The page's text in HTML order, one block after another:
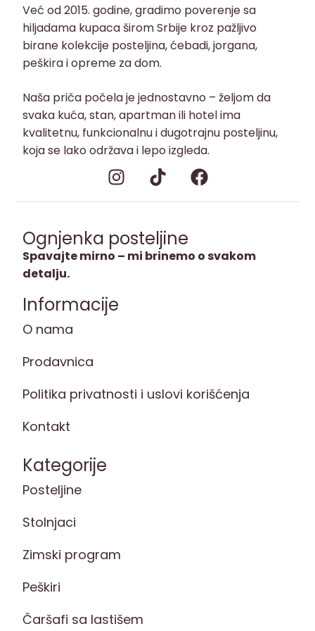
Već od 2015. godine, gradimo poverenje sa
hiljadama kupaca širom Srbije kroz pažljivo
birane kolekcije posteljina, ćebadi, jorgana,
peškira i opreme za dom.
Naša priča počela je jednostavno – željom da
svaka kuća, stan, apartman ili hotel ima
kvalitetnu, funkcionalnu i dugotrajnu posteljinu,
koja se lako održava i lepo izgleda.
Ognjenka posteljine
Spavajte mirno – mi brinemo o svakom
detalju.
Informacije
O nama
Prodavnica
Politika privatnosti i uslovi korišćenja
Kontakt
Kategorije
Posteljine
Stolnjaci
Zimski program
Peškiri
Čaršafi sa lastišem